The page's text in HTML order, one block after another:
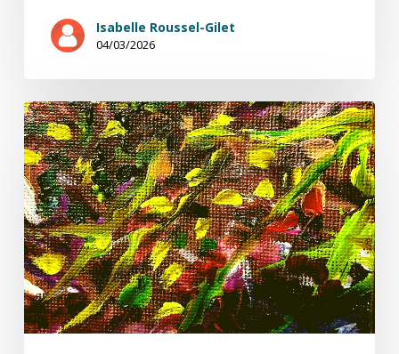
Isabelle Roussel-Gilet
04/03/2026
Un
peu
de
Godel
et
nous